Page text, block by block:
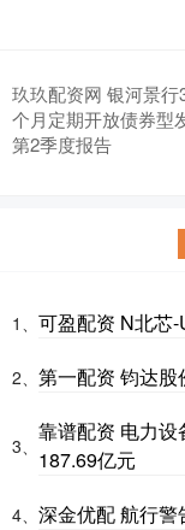
玖玖配资网 银河景
个月定期开放债券型
第2季度报告
1、 可盈配资 N北芯
2、 第一配资 钧达股
3、
靠谱配资 电力
187.69亿元
4、 深金优配 航行